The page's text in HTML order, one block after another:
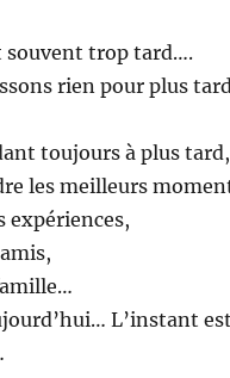
souvent trop tard….
rien pour plus
toujours à plus
les meilleurs
expériences,
L’instant est